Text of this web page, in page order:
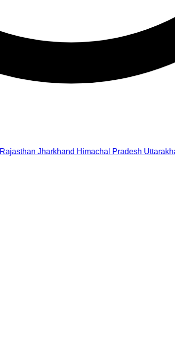
Rajasthan Jharkhand Himachal Pradesh